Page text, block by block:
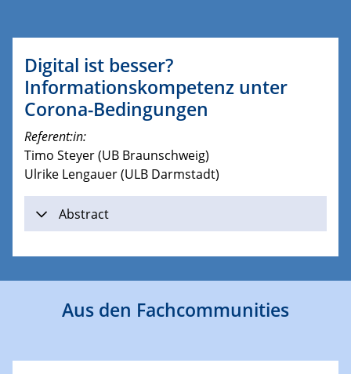
Digital ist besser?
Informationskompetenz unter
Corona-Bedingungen
Referent:in:
Timo Steyer (UB Braunschweig)
Ulrike Lengauer (ULB Darmstadt)
Abstract
Aus den Fachcommunities